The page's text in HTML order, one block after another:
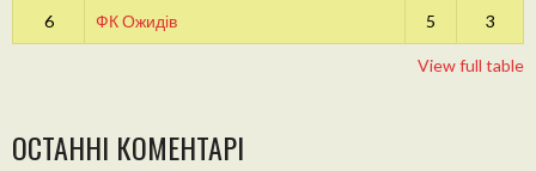
6 ФК Ожидів 5 3
View full table
ОСТАННІ КОМЕНТАРІ